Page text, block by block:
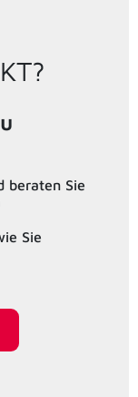
beraten Sie
Sie